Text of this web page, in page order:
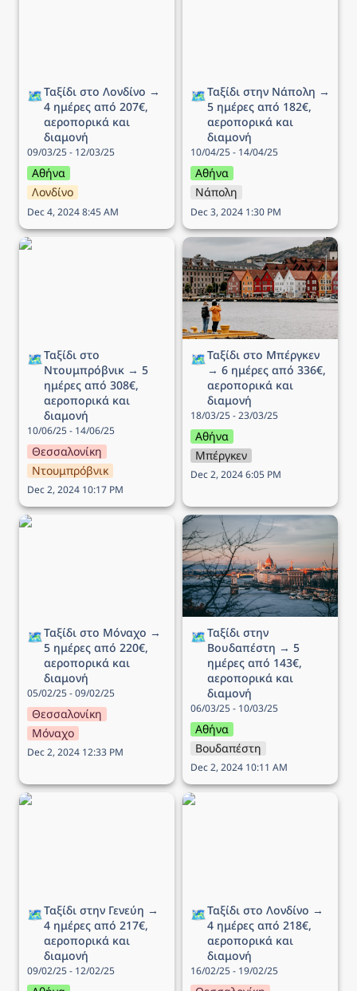
🗺️Ταξίδι στο Λονδίνο →
4 ημέρες από 207€,
αεροπορικά και
διαμονή
09/03/25 - 12/03/25
Αθήνα
Λονδίνο
Dec 4, 2024 8:45 AM
🗺️Ταξίδι στην Νάπολη →
5 ημέρες από 182€,
αεροπορικά και
διαμονή
10/04/25 - 14/04/25
Αθήνα
Νάπολη
Dec 3, 2024 1:30 PM
Ταξίδι στο Ντουμπρόβνικ
🗺️Ταξίδι στο
Ντουμπρόβνικ → 5
ημέρες από 308€,
αεροπορικά και
διαμονή
10/06/25 - 14/06/25
Θεσσαλονίκη
Ντουμπρόβνικ
Dec 2, 2024 10:17 PM
Ταξίδι στo Μπέργκεν → 6
ημέρες από 336€,
αεροπορικά και διαμονή
🗺️Ταξίδι στo Μπέργκεν
→ 6 ημέρες από 336€,
αεροπορικά και
διαμονή
18/03/25 - 23/03/25
Αθήνα
Μπέργκεν
Dec 2, 2024 6:05 PM
Ταξίδι στο Μόναχο → 5
🗺️Ταξίδι στο Μόναχο →
5 ημέρες από 220€,
αεροπορικά και
διαμονή
05/02/25 - 09/02/25
Θεσσαλονίκη
Μόναχο
Dec 2, 2024 12:33 PM
Ταξίδι στην Βουδαπέστη
→ 5 ημέρες από 143€,
αεροπορικά και διαμονή
🗺️Ταξίδι στην
Βουδαπέστη → 5
ημέρες από 143€,
αεροπορικά και
διαμονή
06/03/25 - 10/03/25
Αθήνα
Βουδαπέστη
Dec 2, 2024 10:11 AM
Ταξίδι στην Γενεύη → 4
🗺️Ταξίδι στην Γενεύη →
4 ημέρες από 217€,
αεροπορικά και
διαμονή
09/02/25 - 12/02/25
Ταξίδι στο Λονδίνο → 4
🗺️Ταξίδι στο Λονδίνο →
4 ημέρες από 218€,
αεροπορικά και
διαμονή
16/02/25 - 19/02/25